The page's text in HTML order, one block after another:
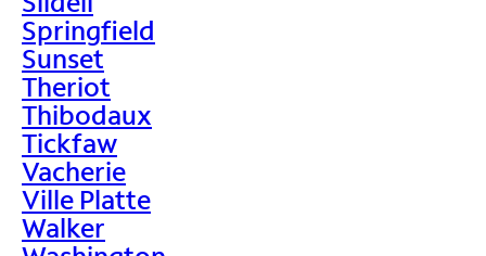
Springfield
Sunset
Theriot
Thibodaux
Tickfaw
Vacherie
Ville Platte
Walker